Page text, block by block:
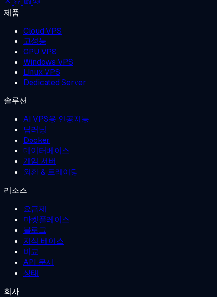
제품
Cloud VPS
고성능
GPU VPS
Windows VPS
Linux VPS
Dedicated Server
솔루션
AI VPS용 인공지능
딥러닝
Docker
데이터베이스
게임 서버
외환 & 트레이딩
리소스
요금제
마켓플레이스
블로그
지식 베이스
비교
API 문서
상태
회사